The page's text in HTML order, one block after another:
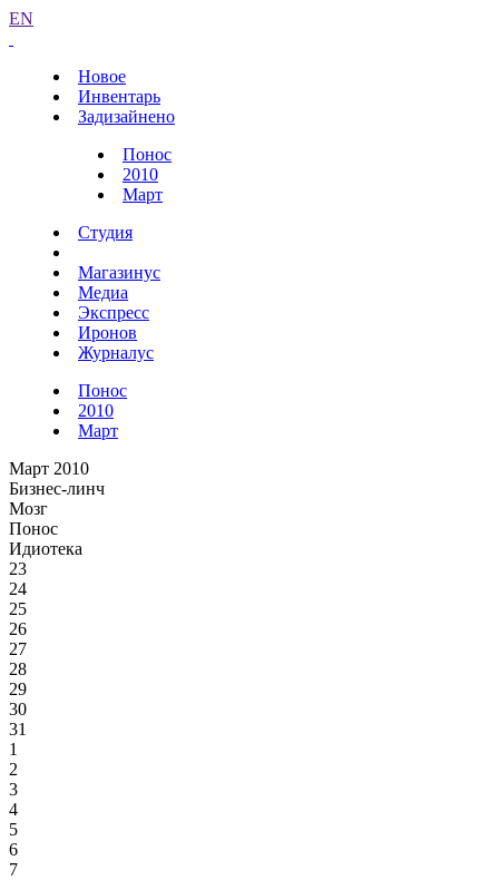
EN
Новое
Инвентарь
Задизайнено
Понос
2010
Март
Студия
Магазинус
Медиа
Экспресс
Иронов
Журналус
Понос
2010
Март
Март 2010
Бизнес-линч
Мозг
Понос
Идиотека
23
24
25
26
27
28
29
30
31
1
2
3
4
5
6
7